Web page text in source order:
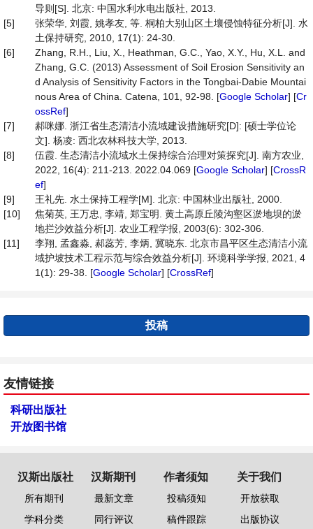
导则[S]. 北京: 中国水利水电出版社, 2013.
[5]
张荣华, 刘霞, 姚孝友, 等. 桐柏大别山区土壤侵蚀特征分析[J]. 水
土保持研究, 2010, 17(1): 24-30.
[6]
Zhang, R.H., Liu, X., Heathman, G.C., Yao, X.Y., Hu, X.L. and
Zhang, G.C. (2013) Assessment of Soil Erosion Sensitivity an
d Analysis of Sensitivity Factors in the Tongbai-Dabie Mountai
nous Area of China. Catena, 101, 92-98. [Google Scholar] [Cr
ossRef]
[7]
郝咪娜. 浙江省生态清洁小流域建设措施研究[D]: [硕士学位论
文]. 杨凌: 西北农林科技大学, 2013.
[8]
伍霞. 生态清洁小流域水土保持综合治理对策探究[J]. 南方农业,
2022, 16(4): 211-213. 2022.04.069 [Google Scholar] [CrossR
ef]
[9]
王礼先. 水土保持工程学[M]. 北京: 中国林业出版社, 2000.
[10]
焦菊英, 王万忠, 李靖, 郑宝明. 黄土高原丘陵沟壑区淤地坝的淤
地拦沙效益分析[J]. 农业工程学报, 2003(6): 302-306.
[11]
李翔, 孟鑫淼, 郝蕊芳, 李炳, 冀晓东. 北京市昌平区生态清洁小流
域护坡技术工程示范与综合效益分析[J]. 环境科学学报, 2021, 4
1(1): 29-38. [Google Scholar] [CrossRef]
投稿
友情链接
科研出版社
开放图书馆
汉斯出版社
所有期刊
学科分类
汉斯期刊
最新文章
同行评议
作者须知
投稿须知
稿件跟踪
关于我们
开放获取
出版协议